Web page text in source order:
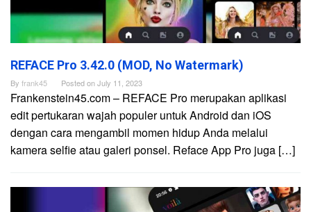
REFACE Pro 3.42.0 (MOD, No Watermark)
By frank45 Posted onJuly 11, 2023
Frankenstein45.com – REFACE Pro merupakan aplikasi
edit pertukaran wajah populer untuk Android dan iOS
dengan cara mengambil momen hidup Anda melalui
kamera selfie atau galeri ponsel. Reface App Pro juga […]